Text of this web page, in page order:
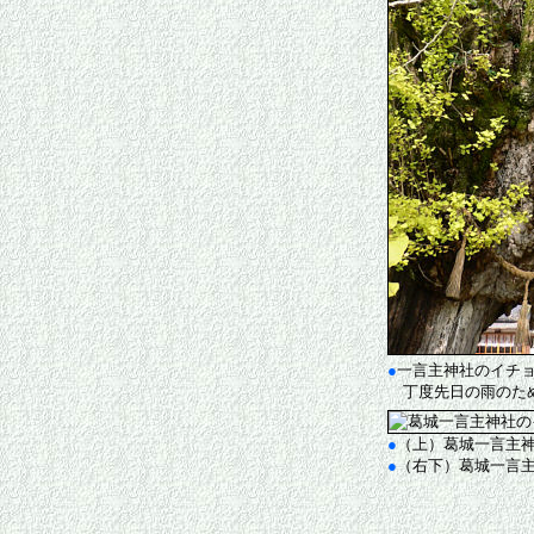
●一言主神社のイチ
丁度先日の雨のた
●（上）葛城一言主
●（右下）葛城一言